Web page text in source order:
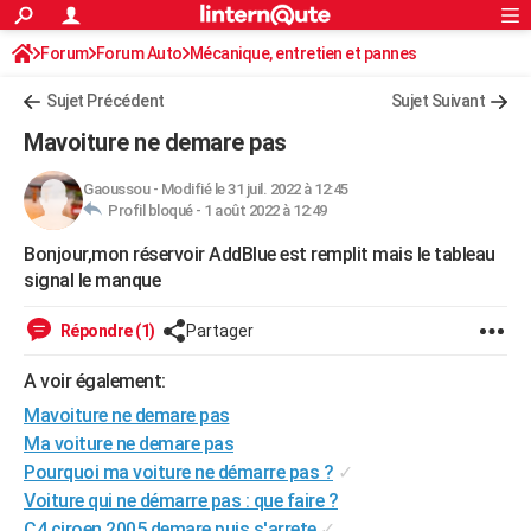
ACTUALITÉS
Politique
Société
Faits Divers
Education
Monde
Villes
+
FINANCE
Retraite
Impôts
Epargne
Immobilier
Risques naturels par ville
Banque
Assurance
Crédit
AUTO
Essais
Réserver un essai
Citadines
Berlines
SUV
Forum auto
+HIGH-TECH
BRICOLAGE
Guides de France
Escapades
Patrimoine
Expositions
Musées
Week-end nature
+LIFESTYLE
Art de vivre
Bien-être
Loisirs
Mode
Modes de vie
SANTE
Alimentation
Guide de la santé
Maladies
Médicaments
Sommeil
VOYAGE
Rechercher
S'inscrire
Connexion
Forum Forum Auto Mécanique, entretien et pannes
Sujet Précédent Sujet Suivant
Mavoiture ne demare pas
Gaoussou- Modifié le 31 juil. 2022 à 12:45
Profil bloqué - 1 août 2022 à 12:49
Bonjour,mon réservoir AddBlue est remplit mais le tableau
signal le manque
Répondre (1) Partager
A voir également:
Mavoiture ne demare pas
Ma voiture ne demare pas
Pourquoi ma voiture ne démarre pas ? ✓
Voiture qui ne démarre pas : que faire ?